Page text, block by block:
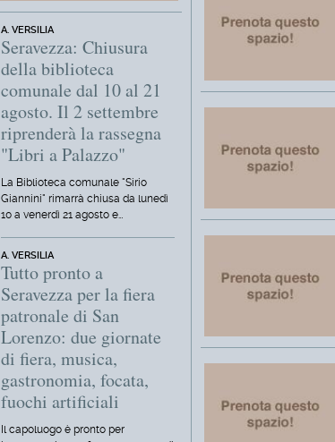
A. VERSILIA
Seravezza: Chiusura
della biblioteca
comunale dal 10 al 21
agosto. Il 2 settembre
riprenderà la rassegna
"Libri a Palazzo"
La Biblioteca comunale "Sirio
Giannini" rimarrà chiusa da lunedì
10 a venerdì 21 agosto e…
A. VERSILIA
Tutto pronto a
Seravezza per la fiera
patronale di San
Lorenzo: due giornate
di fiera, musica,
gastronomia, focata,
fuochi artificiali
Il capoluogo è pronto per